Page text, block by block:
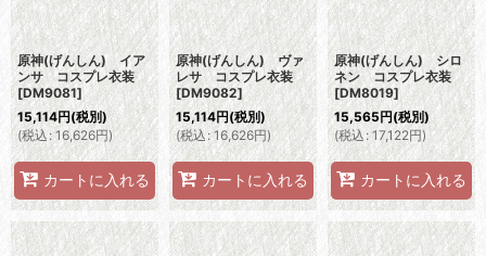
原神(げんしん) イア
ンサ コスプレ衣装
[DM9081]
15,114円(税別)
(税込 : 16,626円)
カートに入れる
原神(げんしん) ヴァ
レサ コスプレ衣装
[DM9082]
15,114円(税別)
(税込 : 16,626円)
カートに入れる
原神(げんしん) シロ
ネン コスプレ衣装
[DM8019]
15,565円(税別)
(税込 : 17,122円)
カートに入れる